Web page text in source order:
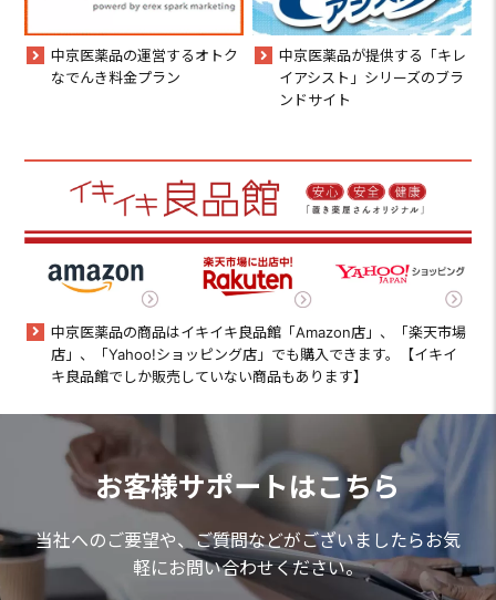
中京医薬品の運営するオトク
なでんき料金プラン
中京医薬品が提供する「キレ
イアシスト」シリーズのブラ
ンドサイト
中京医薬品の商品はイキイキ良品館「Amazon店」、「楽天市場
店」、「Yahoo!ショッピング店」でも購入できます。【イキイ
キ良品館でしか販売していない商品もあります】
お客様サポートはこちら
当社へのご要望や、ご質問などがございましたらお気
軽にお問い合わせください。